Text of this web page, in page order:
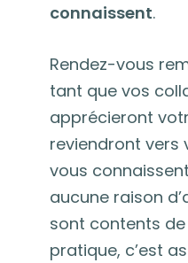
connaissent.
Rendez-vous
tant que vos
apprécieront
reviendront vers
vous
aucune raison
sont contents de
pratique, c’est